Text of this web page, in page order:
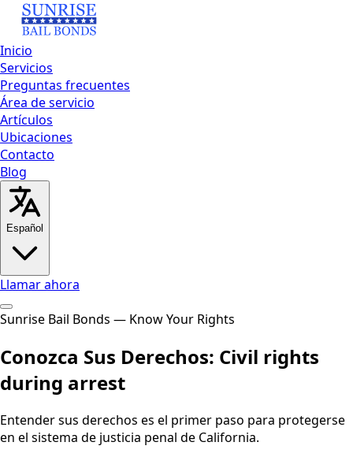
Inicio
Servicios
Preguntas frecuentes
Área de servicio
Artículos
Ubicaciones
Contacto
Blog
Español
Llamar ahora
InicioServiciosPreguntas frecuentesÁrea de
English العربية Español
Sunrise Bail Bonds — Know Your Rights
Conozca Sus Derechos: Civil rights
during arrest
Entender sus derechos es el primer paso para protegerse
en el sistema de justicia penal de California.